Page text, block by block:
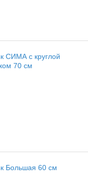
СИМА с круглой
70 см
Большая 60 см